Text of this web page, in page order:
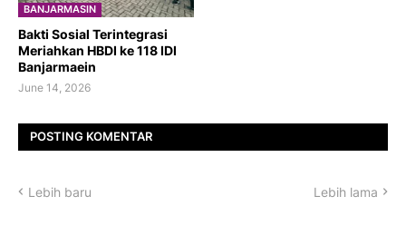
BANJARMASIN
Bakti Sosial Terintegrasi
Meriahkan HBDI ke 118 IDI
Banjarmaein
June 14, 2026
POSTING KOMENTAR
Lebih baru Lebih lama